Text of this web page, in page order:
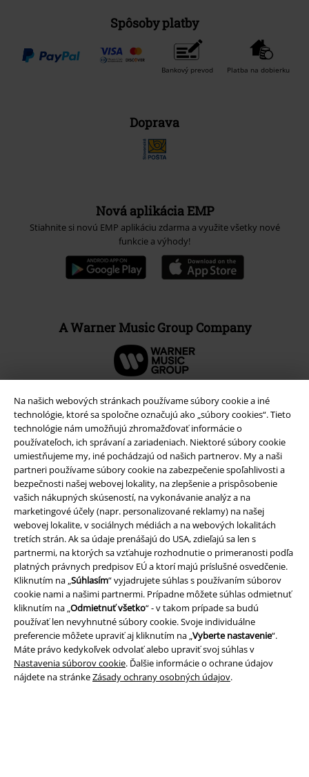
Na našich webových stránkach používame súbory cookie a iné
technológie, ktoré sa spoločne označujú ako „súbory cookies“. Tieto
technológie nám umožňujú zhromažďovať informácie o
používateľoch, ich správaní a zariadeniach. Niektoré súbory cookie
umiestňujeme my, iné pochádzajú od našich partnerov. My a naši
partneri používame súbory cookie na zabezpečenie spoľahlivosti a
bezpečnosti našej webovej lokality, na zlepšenie a prispôsobenie
vašich nákupných skúseností, na vykonávanie analýz a na
marketingové účely (napr. personalizované reklamy) na našej
webovej lokalite, v sociálnych médiách a na webových lokalitách
tretích strán. Ak sa údaje prenášajú do USA, zdieľajú sa len s
partnermi, na ktorých sa vzťahuje rozhodnutie o primeranosti podľa
platných právnych predpisov EÚ a ktorí majú príslušné osvedčenie.
Kliknutím na „Súhlasím“ vyjadrujete súhlas s používaním súborov
cookie nami a našimi partnermi. Prípadne môžete súhlas odmietnuť
kliknutím na „Odmietnuť všetko“ - v takom prípade sa budú
používať len nevyhnutné súbory cookie. Svoje individuálne
preferencie môžete upraviť aj kliknutím na „Vyberte nastavenie“.
Máte právo kedykoľvek odvolať alebo upraviť svoj súhlas v
Nastavenia súborov cookie. Ďalšie informácie o ochrane údajov
nájdete na stránkeZásady ochrany osobných údajov.
Spôsoby platby
Bankový prevod Platba na dobierku
Doprava
Nová aplikácia EMP
Stiahnite si novú EMP aplikáciu zdarma a využite všetky nové
funkcie a výhody!
A Warner Music Group Company
Právne informácie
Podmienky
Imprint
Ochrana osobných údajov
Likvidácia odpadu a ochrana životného prostredia
Vyhlásenie o zhode